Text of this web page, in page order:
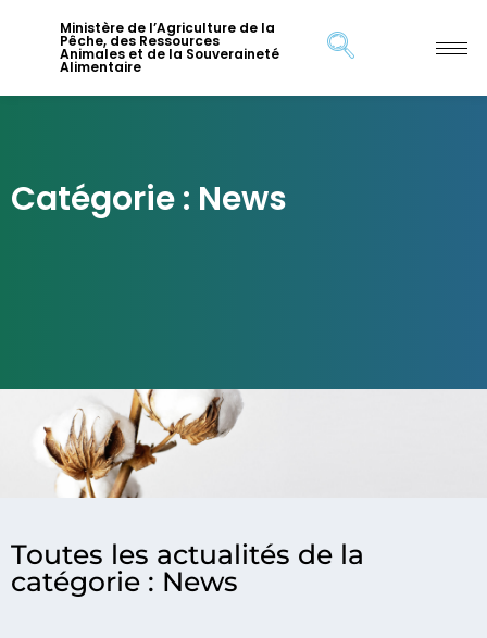
Ministère de l’Agriculture de la
Pêche, des Ressources
Animales et de la Souveraineté
Alimentaire
Catégorie : News
Toutes les actualités de la
catégorie : News